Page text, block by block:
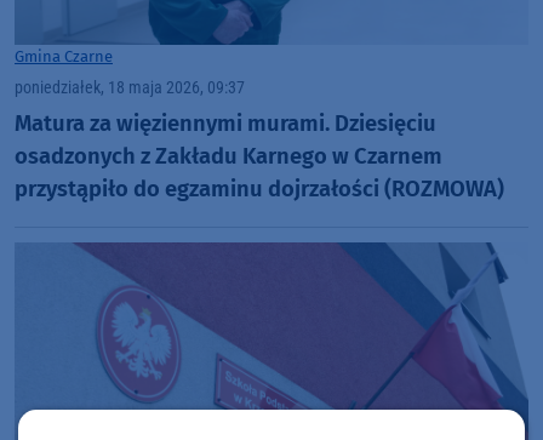
Gmina Czarne
poniedziałek, 18 maja 2026, 09:37
Matura za więziennymi murami. Dziesięciu
osadzonych z Zakładu Karnego w Czarnem
przystąpiło do egzaminu dojrzałości (ROZMOWA)